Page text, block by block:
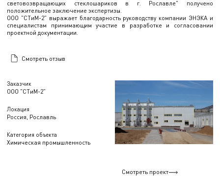
Заказчик
ООО "СТиМ-2"
Локация
Россия, Рославль
Категория объекта
Химическая промышленность
световозвращающих стеклошариков в г. Рославле" получено
положительное заключение экспертизы.
ООО "СТиМ-2" выражает благодарность руководству компании ЭНЭКА и
специалистам принимающим участие в разработке и согласовании
проектной документации.
Смотреть отзыв
Смотреть проект